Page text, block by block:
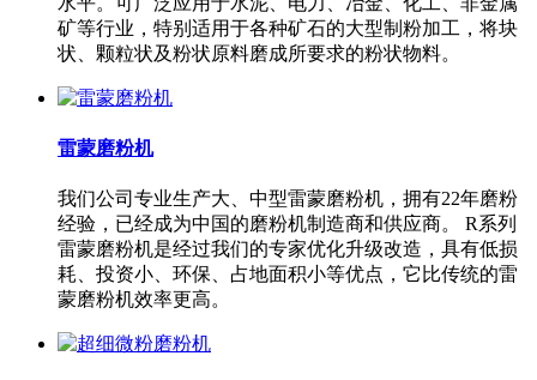
矿等行业，特别适用于各种矿石的大型制粉加工，将块
状、颗粒状及粉状原料磨成所要求的粉状物料。
雷蒙磨粉机
我们公司专业生产大、中型雷蒙磨粉机，拥有22年磨粉
经验，已经成为中国的磨粉机制造商和供应商。 R系列
雷蒙磨粉机是经过我们的专家优化升级改造，具有低损
耗、投资小、环保、占地面积小等优点，它比传统的雷
蒙磨粉机效率更高。